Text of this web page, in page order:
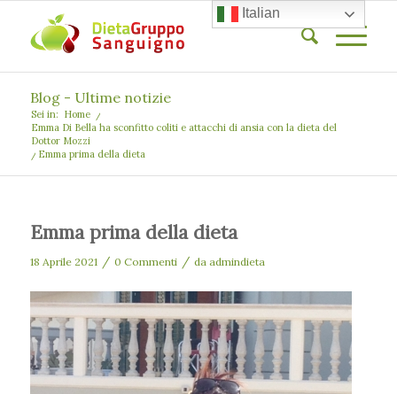
Blog - Ultime notizie
Sei in: Home
/
Emma Di Bella ha sconfitto coliti e attacchi di ansia con la dieta del
Dottor Mozzi
/ Emma prima della dieta
Emma prima della dieta
18 Aprile 2021 / 0 Commenti / da admindieta
Italian